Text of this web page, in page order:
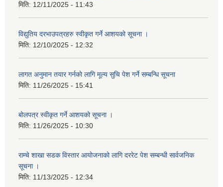
मिति: 12/11/2025 - 11:43
विद्युतिय दरभाउपत्रहरु स्वीकृत गर्ने आशयको सूचना ।
मिति: 12/10/2025 - 12:32
लागत अनुमान तयार गर्नकाे लागि मूल्य सुचि पेश गर्ने सम्बन्धि सूचना
मिति: 11/26/2025 - 15:41
बोलपत्र स्वीकृत गर्ने आशयको सूचना ।
मिति: 11/26/2025 - 10:30
राम्चे शाखा सडक विस्तार आयोजनाको लागि दररेट पेश सम्बन्धी सार्वजनिक
सूचना ।
मिति: 11/13/2025 - 12:34